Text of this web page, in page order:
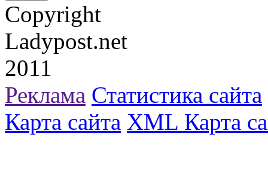
Copyright
Ladypost.net
2011
Реклама Статистика сайта
Карта сайта XML Карта